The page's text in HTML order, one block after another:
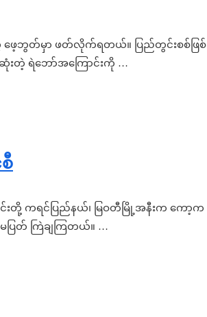
ေ ဖေ့ဘွတ်မှာ ဖတ်လိုက်ရတယ်။ ပြည်တွင်းစစ်ဖြစ်
းတဲ့ ရဲဘော်အကြောင်းကို …
င်းတို့ ကရင်ပြည်နယ်၊ မြဝတီမြို့အနီးက ကော့က
ြတ် ကြဲချကြတယ်။ …